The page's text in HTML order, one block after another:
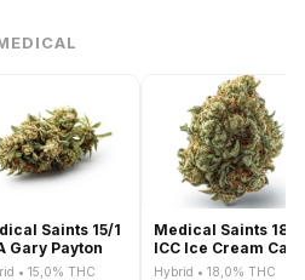
Saints 15/1
Gary Payton
• 15,0% THC
Medical Saints 18/1
ICC Ice Cream Cake
Hybrid • 18,0% THC